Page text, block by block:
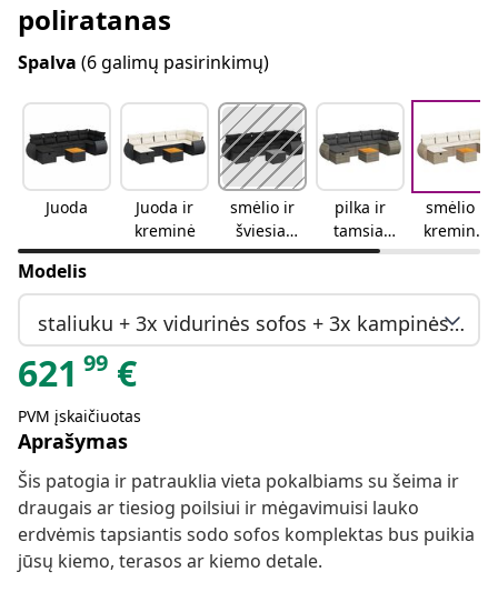
poliratanas
Spalva (6 galimų pasirinkimų)
Juoda
Juoda ir
kreminė
smėlio ir
šviesiai
pilkos
mišinys
pilka ir
tamsiai
pilka
smėlio ir
kreminės
spalvos
Modelis
staliuku + 3x vidurinės sofos + 3x kampinės sofos + pakojos
621 99 €
PVM įskaičiuotas
Aprašymas
Šis patogia ir patrauklia vieta pokalbiams su šeima ir
draugais ar tiesiog poilsiui ir mėgavimuisi lauko
erdvėmis tapsiantis sodo sofos komplektas bus puikia
jūsų kiemo, terasos ar kiemo detale.